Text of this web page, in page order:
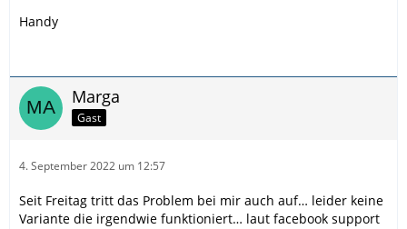
Handy
Marga
Gast
4. September 2022 um 12:57
Seit Freitag tritt das Problem bei mir auch auf… leider keine
Variante die irgendwie funktioniert… laut facebook support